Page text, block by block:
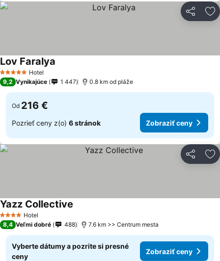
Zdieľať
5 Počet hviezdičiek
Hotel
Lov Faralya
9,2 Vynikajúce 1 447 0.8 km od pláže
Od 216 €
Pozrieť ceny z(o) 6 stránok Zobraziť ceny
Zdieľať
4 Počet hviezdičiek
Hotel
Yazz Collective
8,4 Veľmi dobré 488 7.6 km >> Centrum mesta
Vyberte dátumy a pozrite si presné
ceny
Zobraziť ceny